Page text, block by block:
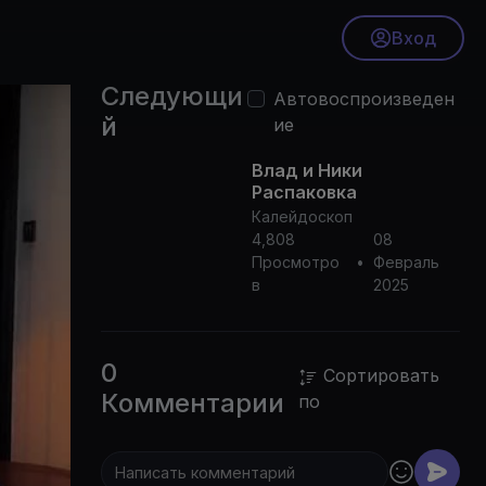
Вход
Следующи
й
Автовоспроизведен
ие
Влад и Ники
Распаковка
Калейдоскоп
4,808
Просмотро
в
•
08
Февраль
2025
0
Комментарии
Сортировать
по